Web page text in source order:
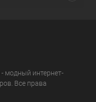
модный интернет-
Все права